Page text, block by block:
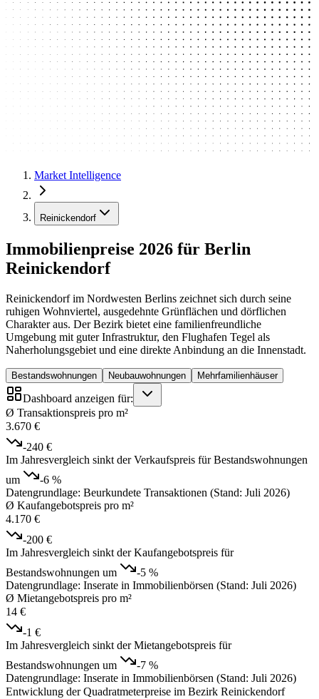
Market Intelligence
Reinickendorf
Immobilienpreise 2026 für Berlin
Reinickendorf
Reinickendorf im Nordwesten Berlins zeichnet sich durch seine
ruhigen Wohnviertel, ausgedehnte Grünflächen und dörflichen
Charakter aus. Der Bezirk bietet eine familienfreundliche
Umgebung mit guter Infrastruktur, den Flughafen Tegel als
Naherholungsgebiet und eine direkte Anbindung an die Innenstadt.
Bestandswohnungen Neubauwohnungen Mehrfamilienhäuser
Dashboard anzeigen für:
Ø Transaktionspreis pro m²
3.670 €
-240 €
Im Jahresvergleich sinkt der Verkaufspreis für Bestandswohnungen
um
-6 %
Datengrundlage: Beurkundete Transaktionen (Stand: Juli 2026)
Ø Kaufangebotspreis pro m²
4.170 €
-200 €
Im Jahresvergleich sinkt der Kaufangebotspreis für
Bestandswohnungen um
-5 %
Datengrundlage: Inserate in Immobilienbörsen (Stand: Juli 2026)
Ø Mietangebotspreis pro m²
14 €
-1 €
Im Jahresvergleich sinkt der Mietangebotspreis für
Bestandswohnungen um
-7 %
Datengrundlage: Inserate in Immobilienbörsen (Stand: Juli 2026)
Entwicklung der Quadratmeterpreise im Bezirk Reinickendorf